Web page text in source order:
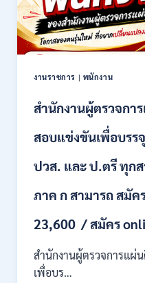
คัด
เลือก
บุคคล
เพื่อ
เป็น
ชั่วคราว
หลาย
อัตรา
/
ป.ตรี
หลาย
+
เงิน
สูงสุด
งานราชการ | พนักงาน
สำนักงานผู้ตรวจกา
สอบแข่งขันเพื่อบรร
ปวส. และ ป.ตรี ทุก
ภาค ก สามารถ สมัค
23,600 / สมัคร
สำนักงานผู้ตรวจการแผ่
เพื่อบร…